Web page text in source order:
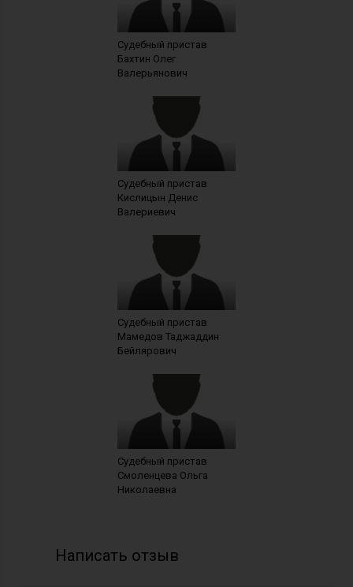
Судебный пристав
Бахтин Олег
Валерьянович
Судебный пристав
Кислицын Денис
Валериевич
Судебный пристав
Мамедов Таджаддин
Бейлярович
Судебный пристав
Смоленцева Ольга
Николаевна
Написать отзыв